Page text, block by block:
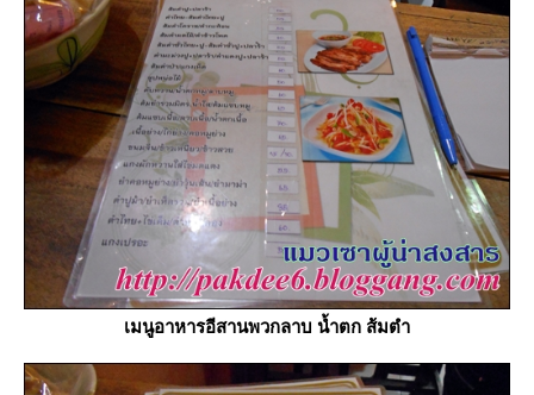
เมนูอาหารอีสานพวกลาบ น้ำตก ส้มตำ